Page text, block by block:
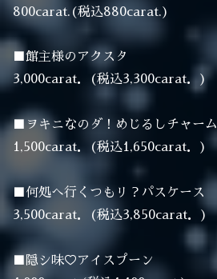
800carat.(税込880carat.)
■館主様のアクスタ
3,000carat．(税込3,300carat．)
■ヲキニなのダ！めじるしチャーム
1,500carat．(税込1,650carat．)
■何処へ行くつもリ？パスケース
3,500carat．(税込3,850carat．)
■隠シ味♡アイスプーン